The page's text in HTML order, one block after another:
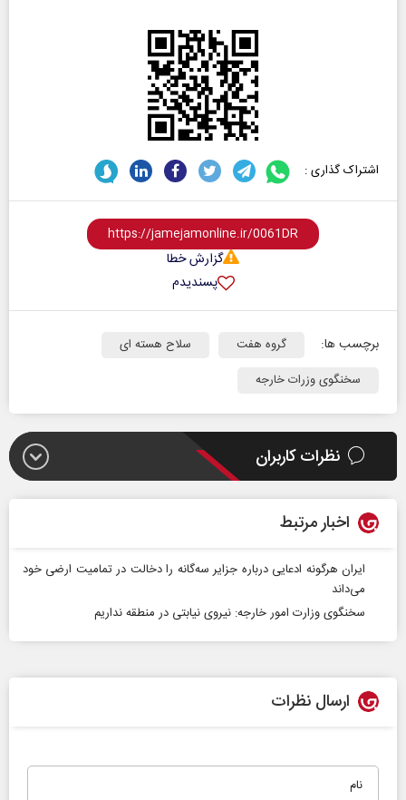
اشتراک گذاری :
گزارش خطا
پسندیدم
برچسب ها: گروه هفت
سلاح هسته ای
سخنگوی وزرات خارجه
نظرات کاربران
اخبار مرتبط
ایران هرگونه ادعایی درباره جزایر سه‌گانه را دخالت در تمامیت ارضی خود
می‌داند
سخنگوی وزارت امور خارجه: نیروی نیابتی در منطقه نداریم
ارسال نظرات